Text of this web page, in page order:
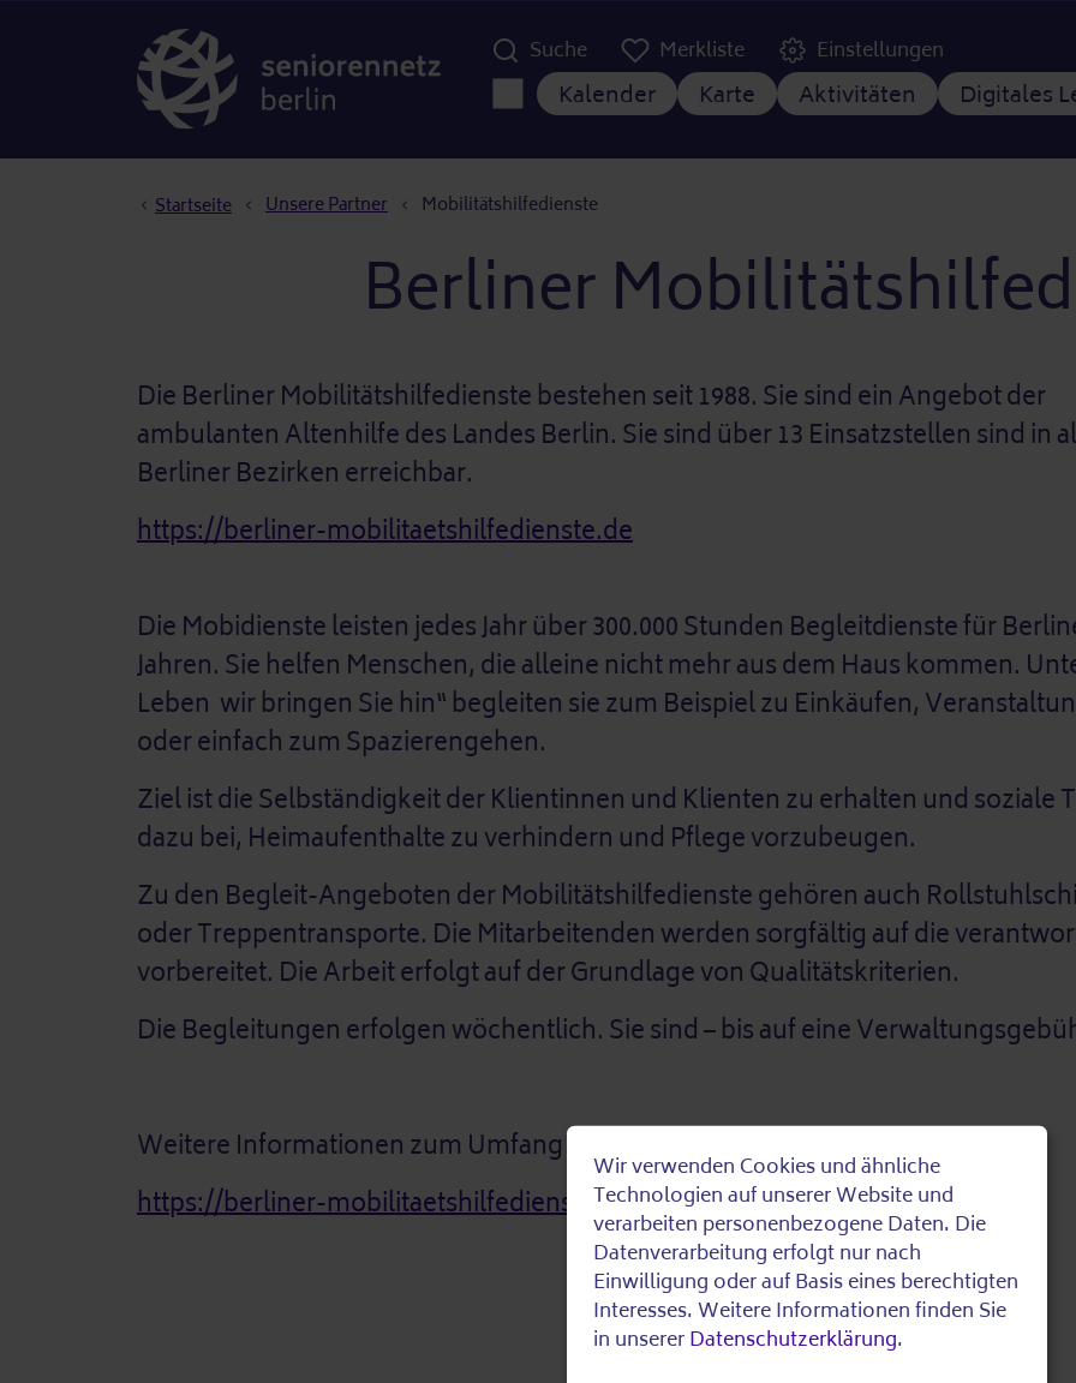
Hauptnavigation
Kalender Karte Aktivitäten Digitales
Menü der Kopfzeile
Suche Merkliste Einstellungen
Startseite Unsere Partner Mobilitätshilfedienste
Berliner
Die Berliner Mobilitätshilfedienste bestehen seit 1988. Sie sind ein Angebot der
ambulanten Altenhilfe des Landes Berlin. Sie sind über 13 Einsatzstellen sind in
Berliner Bezirken erreichbar.
https://berliner-mobilitaetshilfedienste.de
Die Mobidienste leisten jedes Jahr über 300.000 Stunden Begleitdienste für
Jahren. Sie helfen Menschen, die alleine nicht mehr aus dem Haus kommen.
Leben ­ wir bringen Sie hin“ begleiten sie zum Beispiel zu Einkäufen,
oder einfach zum Spazierengehen.
Ziel ist die Selbständigkeit der Klientinnen und Klienten zu erhalten und soziale
dazu bei, Heimaufenthalte zu verhindern und Pflege vorzubeugen.
Zu den Begleit-Angeboten der Mobilitätshilfedienste gehören auch
oder Treppentransporte. Die Mitarbeitenden werden sorgfältig auf die
vorbereitet. Die Arbeit erfolgt auf der Grundlage von Qualitätskriterien.
Die Begleitungen erfolgen wöchentlich. Sie sind – bis auf eine
Weitere Informationen zum Umfang der Leistungen siehe:
https://berliner-mobilitaetshilfedienste.de/wer-wir-sind/
Seite drucken
Use
of
personal
Wir verwenden Cookies und ähnliche
Technologien auf unserer Website und
verarbeiten personenbezogene Daten. Die
Datenverarbeitung erfolgt nur nach
Einwilligung oder auf Basis eines berechtigten
Interesses. Weitere Informationen finden Sie
in unsererDatenschutzerklärung.